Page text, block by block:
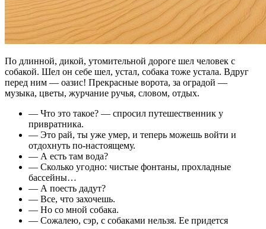
По длинной, дикой, утомительной дороге шел человек с
собакой. Шел он себе шел, устал, собака тоже устала. Вдруг
перед ним — оазис! Прекрасные ворота, за оградой —
музыка, цветы, журчание ручья, словом, отдых.
— Что это такое? — спросил путешественник у
привратника.
— Это рай, ты уже умер, и теперь можешь войти и
отдохнуть по-настоящему.
— А есть там вода?
— Сколько угодно: чистые фонтаны, прохладные
бассейны…
— А поесть дадут?
— Все, что захочешь.
— Но со мной собака.
— Сожалею, сэр, с собаками нельзя. Ее придется